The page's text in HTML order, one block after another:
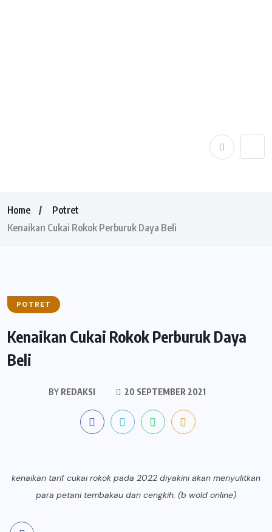
Home
Potret
Kenaikan Cukai Rokok Perburuk Daya Beli
POTRET
Kenaikan Cukai Rokok Perburuk Daya
Beli
BYREDAKSI 20 SEPTEMBER 2021
kenaikan tarif cukai rokok pada 2022 diyakini akan menyulitkan
para petani tembakau dan cengkih. (b wold online)